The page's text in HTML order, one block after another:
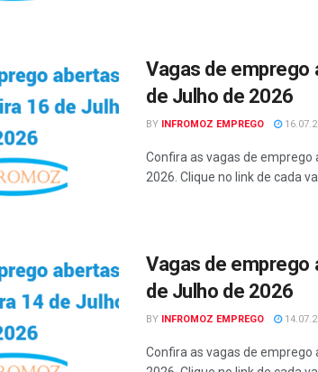
Vagas de
de Julho de 2026
BY INFROMOZ EMPREGO
Confira as vagas de
2026. Clique no link de cada
Vagas de
de Julho de 2026
BY INFROMOZ EMPREGO
Confira as vagas de